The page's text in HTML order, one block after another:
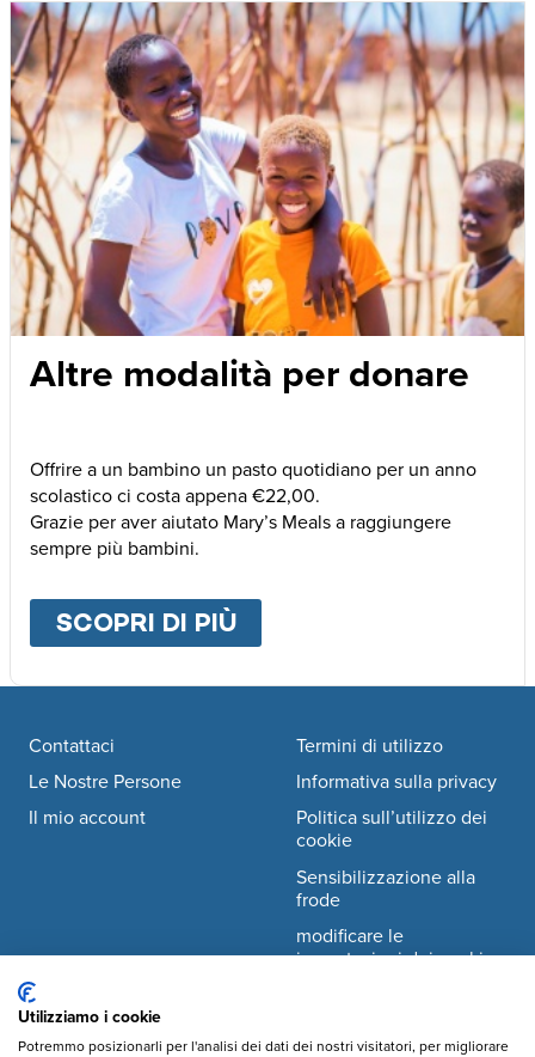
Altre modalità per donare
Offrire a un bambino un pasto quotidiano per un anno
scolastico ci costa appena €22,00.
Grazie per aver aiutato Mary’s Meals a raggiungere
sempre più bambini.
SCOPRI DI PIÙABOUT
Footer navigation
© Mary's Meals Italia ODVcompany information
Contattaci
Le Nostre Persone
Il mio account
Termini di utilizzo
Informativa sulla privacy
Politica sull’utilizzo dei
cookie
Sensibilizzazione alla
frode
modificare le
impostazioni dei cookie
Facebook
Utilizziamo i cookie
Potremmo posizionarli per l'analisi dei dati dei nostri visitatori, per migliorare